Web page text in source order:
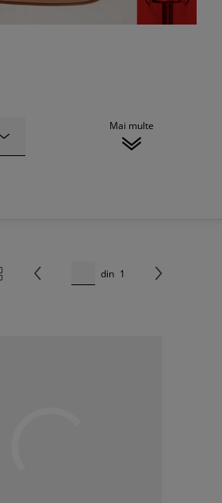
din 1
Mai multe